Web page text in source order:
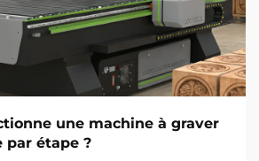
une machine à graver
par étape ?